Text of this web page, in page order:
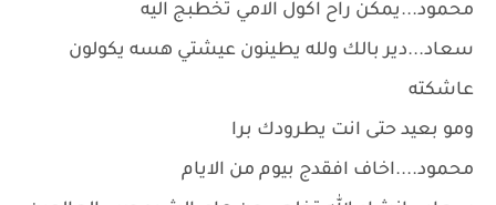
محمود...يمكن راح اكول الامي تخطبج اليه
سعاد...دير بالك ولله يطينون عيشتي هسه يكولون
عاشكته
ومو بعيد حتى انت يطرودك برا
محمود....اخاف افقدج بيوم من الايام